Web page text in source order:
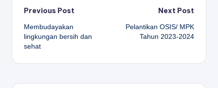
Post
navigation
Previous Post
Membudayakan
lingkungan bersih dan
sehat
Next Post
Pelantikan OSIS/ MPK
Tahun 2023-2024